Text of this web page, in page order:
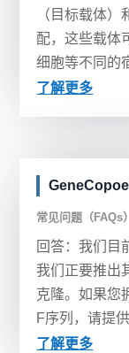
（目标载体
配，这些载体
细胞等不同的
了解更多
常见问题（FAQs）
回答：我们目
我们正要推出
克隆。如果您
F序列，请提
nk...
了解更多